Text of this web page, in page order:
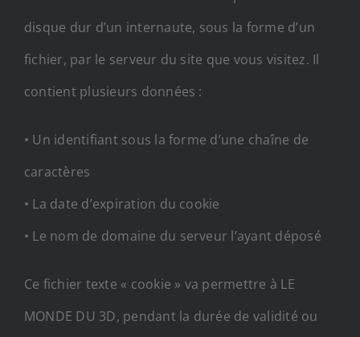
disque dur d’un internaute, sous la forme d’un
fichier, par le serveur du site que vous visitez. Il
contient plusieurs données :
• Un identifiant sous la forme d’une chaîne de
caractères
• La date d’expiration du cookie
• Le nom de domaine du serveur l’ayant déposé
Ce fichier texte « cookie » va permettre à LE
MONDE DU 3D, pendant la durée de validité ou